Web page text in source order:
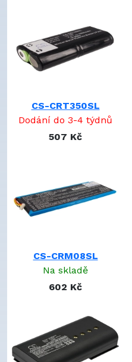
AHB404066
AHB553450
APP00176
ATB-1100-SY3450
ATB-1200
ATB-1700
BA-4400
BATMX6000
BL1880F6835661S5PG9T
BN59-01357A
BP59-00150A
BTBL73386
BTPC56067
BTPC56067A
CS-CRT350SL
Dodání do 3-4 týdnů
507 Kč
CS-CRM08SL
Na skladě
602 Kč